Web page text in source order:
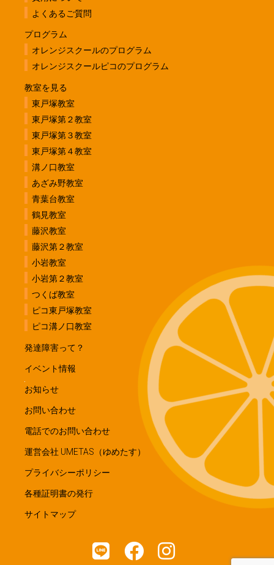
よくあるご質問
プログラム
オレンジスクールのプログラム
オレンジスクールピコのプログラム
教室を見る
東戸塚教室
東戸塚第２教室
東戸塚第３教室
東戸塚第４教室
溝ノ口教室
あざみ野教室
青葉台教室
鶴見教室
藤沢教室
藤沢第２教室
小岩教室
小岩第２教室
つくば教室
ピコ東戸塚教室
ピコ溝ノ口教室
発達障害って？
イベント情報
お知らせ
お問い合わせ
電話でのお問い合わせ
運営会社 UMETAS（ゆめたす）
プライバシーポリシー
各種証明書の発行
サイトマップ